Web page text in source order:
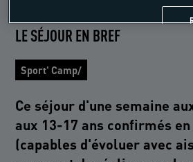
LE SÉJOUR EN BREF
Sport' Camp/
Ce séjour d'une semaine
aux 13-17 ans confirmés
(capables d'évoluer avec